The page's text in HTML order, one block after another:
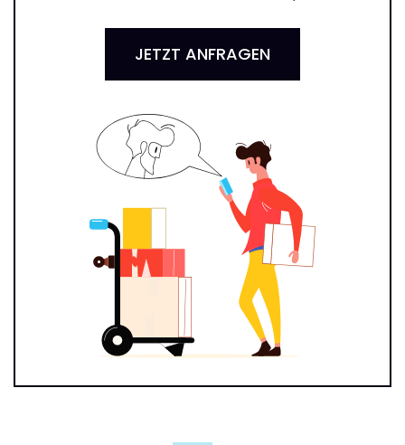
JETZT ANFRAGEN